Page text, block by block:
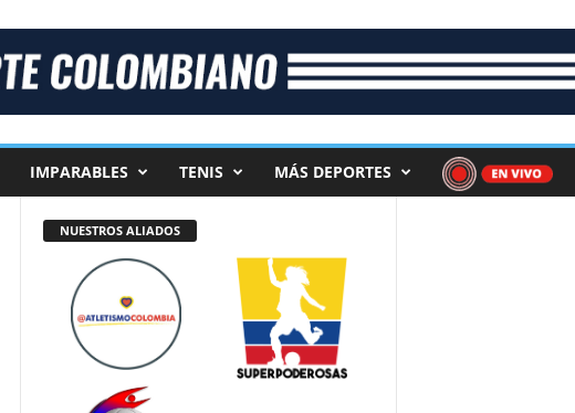
IMPARABLES TENIS MÁS DEPORTES
NUESTROS ALIADOS